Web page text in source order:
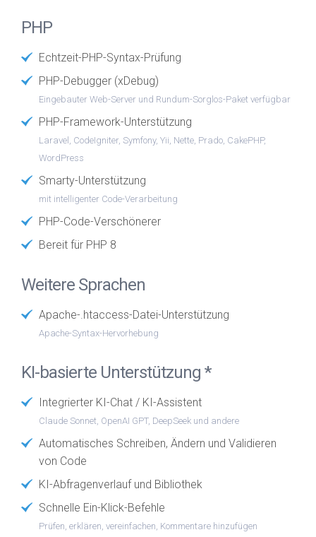
PHP
Echtzeit-PHP-Syntax-Prüfung
PHP-Debugger (xDebug)
Eingebauter Web-Server und Rundum-Sorglos-Paket verfügbar
PHP-Framework-Unterstützung
Laravel, CodeIgniter, Symfony, Yii, Nette, Prado, CakePHP,
WordPress
Smarty-Unterstützung
mit intelligenter Code-Verarbeitung
PHP-Code-Verschönerer
Bereit für PHP 8
Weitere Sprachen
Apache-.htaccess-Datei-Unterstützung
Apache-Syntax-Hervorhebung
KI-basierte Unterstützung *
Integrierter KI-Chat / KI-Assistent
Claude Sonnet, OpenAI GPT, DeepSeek und andere
Automatisches Schreiben, Ändern und Validieren
von Code
KI-Abfragenverlauf und Bibliothek
Schnelle Ein-Klick-Befehle
Prüfen, erklären, vereinfachen, Kommentare hinzufügen